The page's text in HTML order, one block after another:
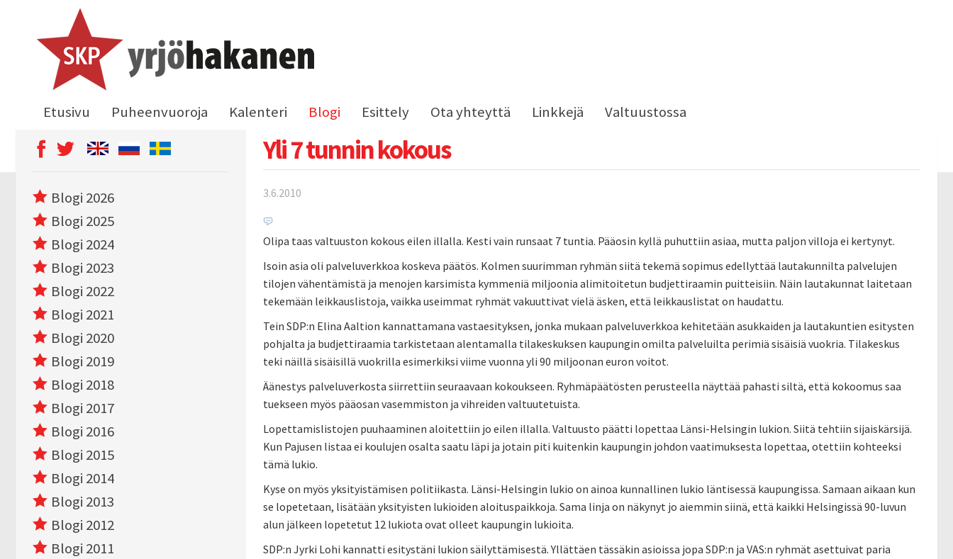
Etusivu Puheenvuoroja Kalenteri Blogi Esittely Ota yhteyttä Linkkejä Valtuustossa
Yli 7 tunnin kokous
3.6.2010
Olipa taas valtuuston kokous eilen illalla. Kesti vain runsaat 7 tuntia. Pääosin kyllä puhuttiin asiaa, mutta paljon villoja ei kertynyt.
Isoin asia oli palveluverkkoa koskeva päätös. Kolmen suurimman ryhmän siitä tekemä sopimus edellyttää lautakunnilta palvelujen
tilojen vähentämistä ja menojen karsimista kymmeniä miljoonia alimitoitetun budjettiraamin puitteisiin. Näin lautakunnat laitetaan
tekemään leikkauslistoja, vaikka useimmat ryhmät vakuuttivat vielä äsken, että leikkauslistat on haudattu.
Tein SDP:n Elina Aaltion kannattamana vastaesityksen, jonka mukaan palveluverkkoa kehitetään asukkaiden ja lautakuntien esitysten
pohjalta ja budjettiraamia tarkistetaan alentamalla tilakeskuksen kaupungin omilta palveluilta perimiä sisäisiä vuokria. Tilakeskus
teki näillä sisäisillä vuokrilla esimerkiksi viime vuonna yli 90 miljoonan euron voitot.
Äänestys palveluverkosta siirrettiin seuraavaan kokoukseen. Ryhmäpäätösten perusteella näyttää pahasti siltä, että kokoomus saa
tuekseen myös pääosan vasemmiston ja vihreiden valtuutetuista.
Lopettamislistojen puuhaaminen aloitettiin jo eilen illalla. Valtuusto päätti lopettaa Länsi-Helsingin lukion. Siitä tehtiin sijaiskärsijä.
Kun Pajusen listaa ei koulujen osalta saatu läpi ja jotain piti kuitenkin kaupungin johdon vaatimuksesta lopettaa, otettiin kohteeksi
tämä lukio.
Kyse on myös yksityistämisen politiikasta. Länsi-Helsingin lukio on ainoa kunnallinen lukio läntisessä kaupungissa. Samaan aikaan kun
se lopetetaan, lisätään yksityisten lukioiden aloituspaikkoja. Sama linja on näkynyt jo aiemmin siinä, että kaikki Helsingissä 90-luvun
alun jälkeen lopetetut 12 lukiota ovat olleet kaupungin lukioita.
SDP:n Jyrki Lohi kannatti esitystäni lukion säilyttämisestä. Yllättäen tässäkin asioissa jopa SDP:n ja VAS:n ryhmät asettuivat paria
Blogi 2026
Blogi 2025
Blogi 2024
Blogi 2023
Blogi 2022
Blogi 2021
Blogi 2020
Blogi 2019
Blogi 2018
Blogi 2017
Blogi 2016
Blogi 2015
Blogi 2014
Blogi 2013
Blogi 2012
Blogi 2011